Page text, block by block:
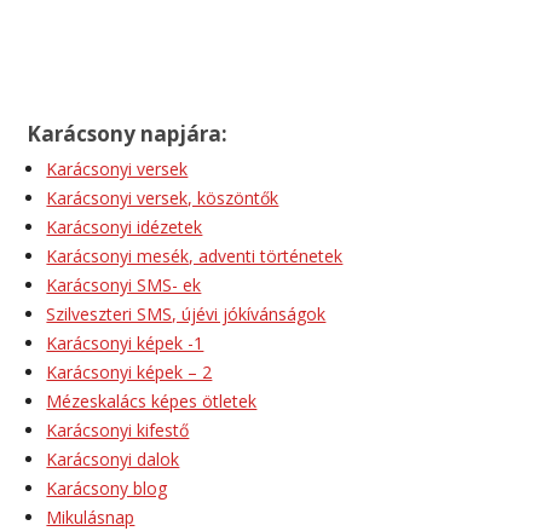
Karácsony napjára:
Karácsonyi versek
Karácsonyi versek, köszöntők
Karácsonyi idézetek
Karácsonyi mesék, adventi történetek
Karácsonyi SMS- ek
Szilveszteri SMS, újévi jókívánságok
Karácsonyi képek -1
Karácsonyi képek – 2
Mézeskalács képes ötletek
Karácsonyi kifestő
Karácsonyi dalok
Karácsony blog
Mikulásnap